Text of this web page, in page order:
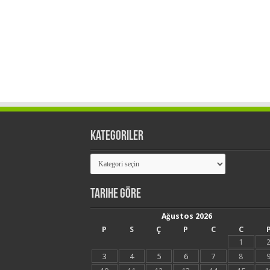
Kategoriler
Kategoriler
Tarihe Göre
Ağustos 2026
P
S Ç P C C
P
1
2
3
4 5 6 7 8
9